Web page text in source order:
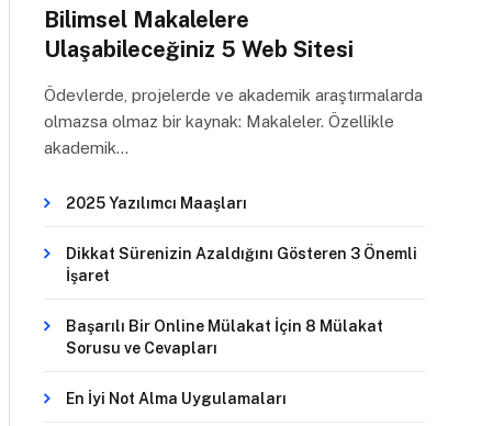
Bilimsel Makalelere
Ulaşabileceğiniz 5 Web Sitesi
Ödevlerde, projelerde ve akademik araştırmalarda
olmazsa olmaz bir kaynak: Makaleler. Özellikle
akademik…
2025 Yazılımcı Maaşları
Dikkat Sürenizin Azaldığını Gösteren 3 Önemli
İşaret
Başarılı Bir Online Mülakat İçin 8 Mülakat
Sorusu ve Cevapları
En İyi Not Alma Uygulamaları